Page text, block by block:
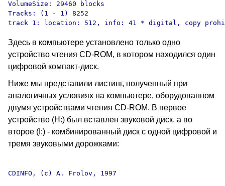
VolumeSize: 29460 blocks
Tracks: (1 - 1) 8252
Здесь в компьютере установлено только одно
устройство чтения CD‑ROM, в котором находился один
цифровой компакт-диск.
Ниже мы представили листинг, полученный при
аналогичных условиях на компьютере, оборудованном
двумя устройствами чтения CD-ROM. В первое
устройство (H:) был вставлен звуковой диск, а во
второе (I:) - комбинированный диск с одной цифровой и
тремя звуковыми дорожками:
CDINFO, (c) A. Frolov, 1997